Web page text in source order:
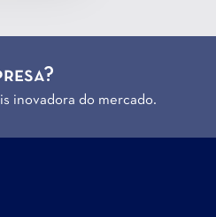
inovadora do mercado.